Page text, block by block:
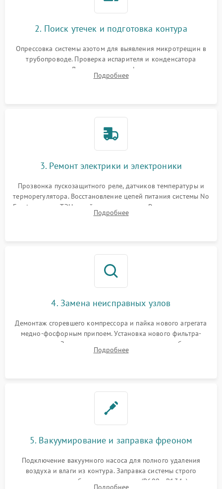
2. Поиск утечек и подготовка контура
Опрессовка системы азотом для выявления микротрещин в
трубопроводе. Проверка испарителя и конденсатора
течеискателем. Демонтаж старого фильтра-осушителя и
продувка капиллярной трубки для устранения засоров.
Подробнее
3. Ремонт электрики и электроники
Прозвонка пускозащитного реле, датчиков температуры и
терморегулятора. Восстановление цепей питания системы No
Frost, включая ТЭН оттайки и вентилятор. Ремонт или замена
платы управления при сбоях алгоритмов.
Подробнее
4. Замена неисправных узлов
Демонтаж сгоревшего компрессора и пайка нового агрегата
медно-фосфорным припоем. Установка нового фильтра-
осушителя. Замена изношенных вентиляторов обдува,
сломанных заслонок или поврежденных дверных петель.
Подробнее
5. Вакуумирование и заправка фреоном
Подключение вакуумного насоса для полного удаления
воздуха и влаги из контура. Заправка системы строго
дозированным объемом хладагента (R600a, R134a) по
Подробнее